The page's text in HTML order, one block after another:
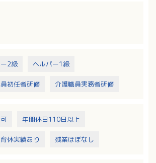
2級 ヘルパー1級
初任者研修 介護職員実務者研修
年間休日110日以上
休実績あり 残業ほぼなし